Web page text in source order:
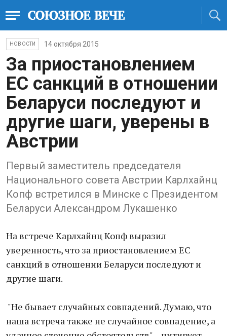
НОВОСТИ 14 октября 2015
За приостановлением
ЕС санкций в отношении
Беларуси последуют и
другие шаги, уверены в
Австрии
Первый заместитель председателя
Национального совета Австрии Карлхайнц
Копф встретился в Минске с Президентом
Беларуси Александром Лукашенко
На встрече Карлхайнц Копф выразил
уверенность, что за приостановлением ЕС
санкций в отношении Беларуси последуют и
другие шаги.
"Не бывает случайных совпадений. Думаю, что
наша встреча также не случайное совпадение, а